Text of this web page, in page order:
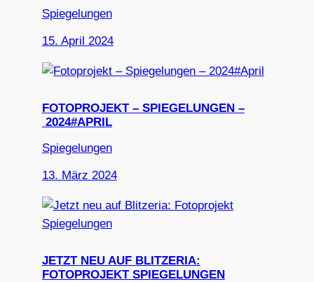
Spiegelungen
15. April 2024
FOTOPROJEKT – SPIEGELUNGEN –
2024#APRIL
Spiegelungen
13. März 2024
JETZT NEU AUF BLITZERIA:
FOTOPROJEKT SPIEGELUNGEN